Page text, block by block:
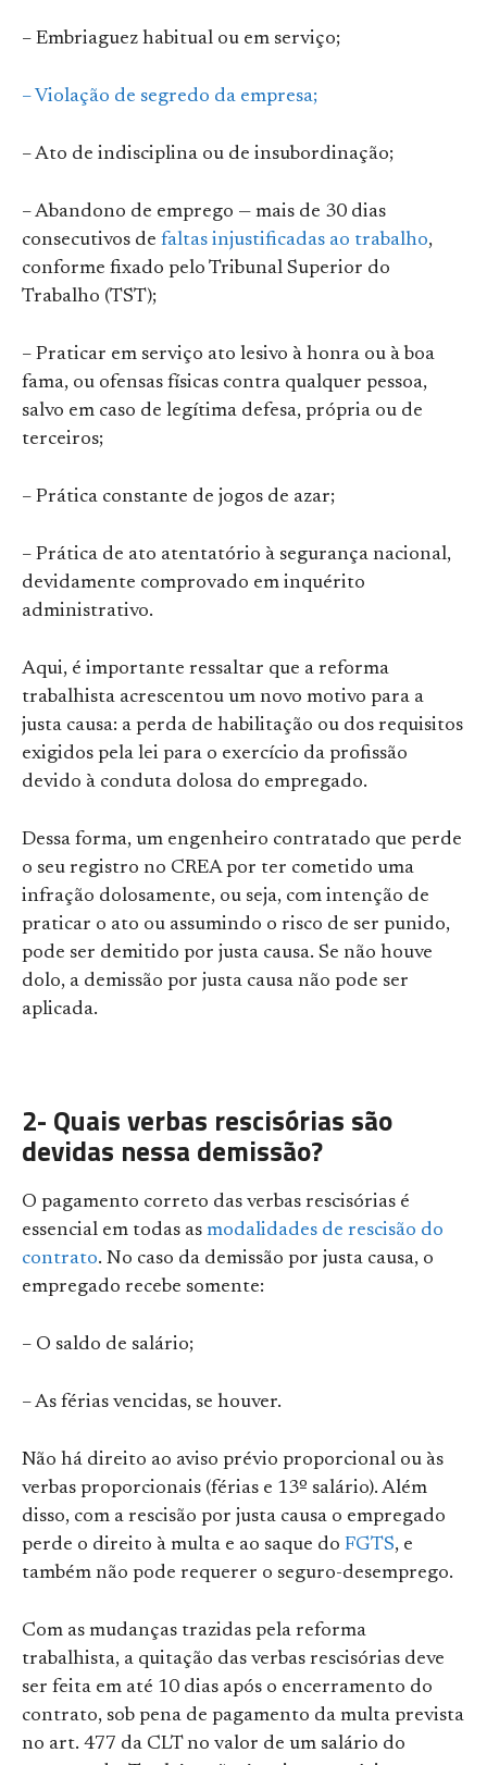
– Embriaguez habitual ou em serviço;
– Violação de segredo da empresa;
– Ato de indisciplina ou de insubordinação;
– Abandono de emprego — mais de 30 dias
consecutivos de faltas injustificadas ao trabalho,
conforme fixado pelo Tribunal Superior do
Trabalho (TST);
– Praticar em serviço ato lesivo à honra ou à boa
fama, ou ofensas físicas contra qualquer pessoa,
salvo em caso de legítima defesa, própria ou de
terceiros;
– Prática constante de jogos de azar;
– Prática de ato atentatório à segurança nacional,
devidamente comprovado em inquérito
administrativo.
Aqui, é importante ressaltar que a reforma
trabalhista acrescentou um novo motivo para a
justa causa: a perda de habilitação ou dos requisitos
exigidos pela lei para o exercício da profissão
devido à conduta dolosa do empregado.
Dessa forma, um engenheiro contratado que perde
o seu registro no CREA por ter cometido uma
infração dolosamente, ou seja, com intenção de
praticar o ato ou assumindo o risco de ser punido,
pode ser demitido por justa causa. Se não houve
dolo, a demissão por justa causa não pode ser
aplicada.
2- Quais verbas rescisórias são
devidas nessa demissão?
O pagamento correto das verbas rescisórias é
essencial em todas as modalidades de rescisão do
contrato. No caso da demissão por justa causa, o
empregado recebe somente:
– O saldo de salário;
– As férias vencidas, se houver.
Não há direito ao aviso prévio proporcional ou às
verbas proporcionais (férias e 13º salário). Além
disso, com a rescisão por justa causa o empregado
perde o direito à multa e ao saque do FGTS, e
também não pode requerer o seguro-desemprego.
Com as mudanças trazidas pela reforma
trabalhista, a quitação das verbas rescisórias deve
ser feita em até 10 dias após o encerramento do
contrato, sob pena de pagamento da multa prevista
no art. 477 da CLT no valor de um salário do